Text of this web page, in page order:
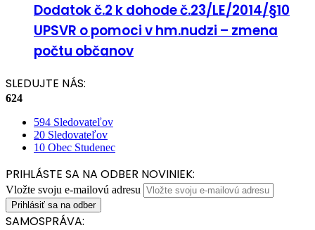
Dodatok č.2 k dohode č.23/LE/2014/§10
UPSVR o pomoci v hm.nudzi – zmena
počtu občanov
SLEDUJTE NÁS:
624
594 Sledovateľov
20 Sledovateľov
10 Obec Studenec
PRIHLÁSTE SA NA ODBER NOVINIEK:
Vložte svoju e-mailovú adresu
SAMOSPRÁVA: